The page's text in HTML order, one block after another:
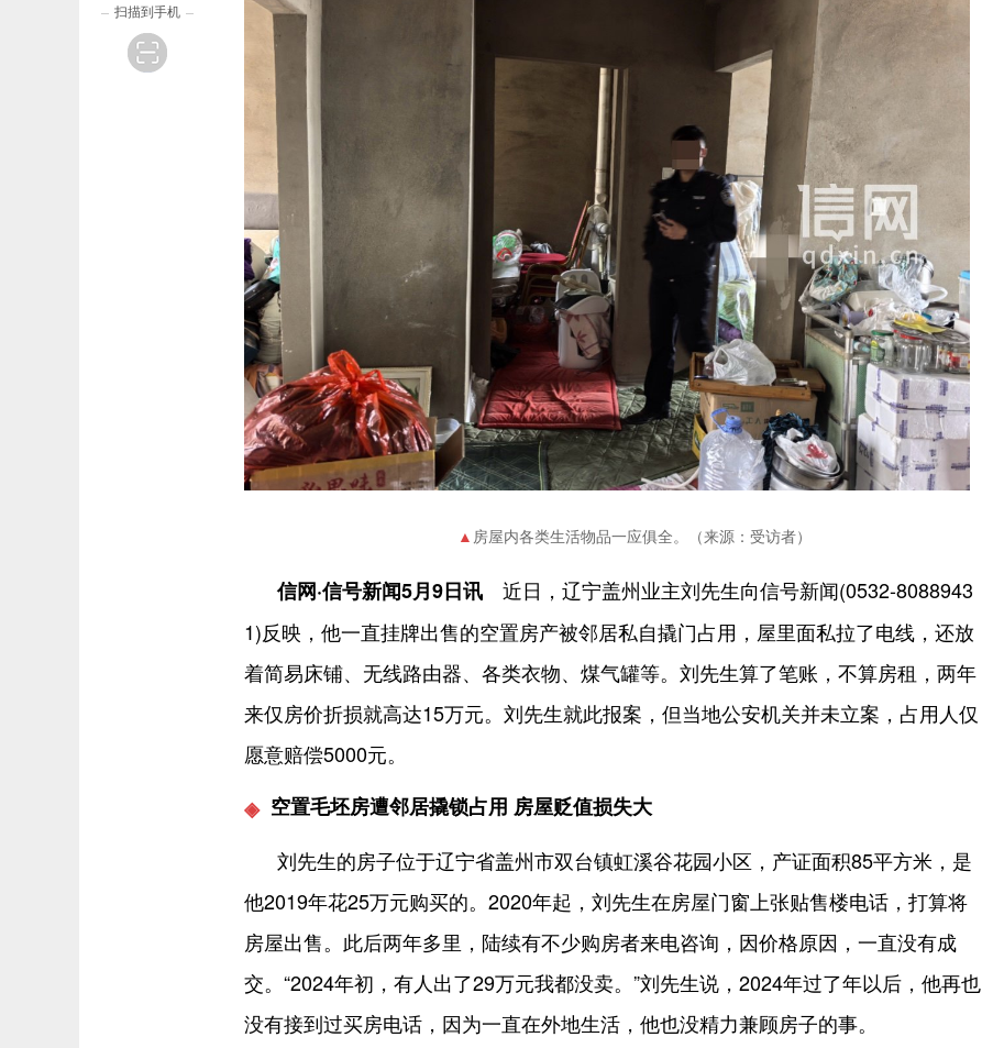
房屋内各类生活物品一应俱全。（来源：受访者）
信网·信号新闻5月9日讯 近日，辽宁盖州业主刘先生向信号新闻(0532-8088943
1)反映，他一直挂牌出售的空置房产被邻居私自撬门占用，屋里面私拉了电线，还放
着简易床铺、无线路由器、各类衣物、煤气罐等。刘先生算了笔账，不算房租，两年
来仅房价折损就高达15万元。刘先生就此报案，但当地公安机关并未立案，占用人仅
愿意赔偿5000元。
空置毛坯房遭邻居撬锁占用 房屋贬值损失大
刘先生的房子位于辽宁省盖州市双台镇虹溪谷花园小区，产证面积85平方米，是
他2019年花25万元购买的。2020年起，刘先生在房屋门窗上张贴售楼电话，打算将
房屋出售。此后两年多里，陆续有不少购房者来电咨询，因价格原因，一直没有成
交。“2024年初，有人出了29万元我都没卖。”刘先生说，2024年过了年以后，他再也
没有接到过买房电话，因为一直在外地生活，他也没精力兼顾房子的事。
扫描到手机